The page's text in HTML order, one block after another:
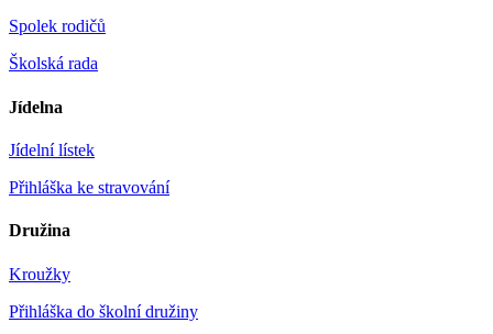
Spolek rodičů
Školská rada
Jídelna
Jídelní lístek
Přihláška ke stravování
Družina
Kroužky
Přihláška do školní družiny